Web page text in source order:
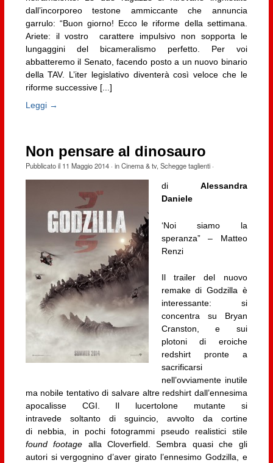
dall’incorporeo testone ammiccante che annuncia
garrulo: “Buon giorno! Ecco le riforme della settimana.
Ariete: il vostro carattere impulsivo non sopporta le
lungaggini del bicameralismo perfetto. Per voi
abbatteremo il Senato, facendo posto a un nuovo binario
della TAV. L’iter legislativo diventerà così veloce che le
riforme successive [...]
Leggi →
Non pensare al dinosauro
Pubblicato il 11 Maggio 2014· inCinema & tv, Schegge taglienti·
di Alessandra
Daniele
‘Noi siamo la
speranza” – Matteo
Renzi
Il trailer del nuovo
remake di Godzilla è
interessante: si
concentra su Bryan
Cranston, e sui
plotoni di eroiche
redshirt pronte a
sacrificarsi
nell’ovviamente inutile
ma nobile tentativo di salvare altre redshirt dall’ennesima
apocalisse CGI. Il lucertolone mutante si
intravede soltanto di sguincio, avvolto da cortine
di nebbia, in pochi fotogrammi pseudo realistici stile
found footage alla Cloverfield. Sembra quasi che gli
autori si vergognino d’aver girato l’ennesimo Godzilla, e